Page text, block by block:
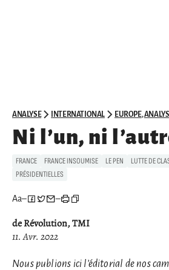
ANALYSE INTERNATIONAL EUROPE,
Ni l’un, ni
FRANCE FRANCE INSOUMISE LE PEN LUTTE DE
PRÉSIDENTIELLES
Aa– –
de Révolution, TMI
11. Avr. 2022
Nous publions ici l’éditorial de nos